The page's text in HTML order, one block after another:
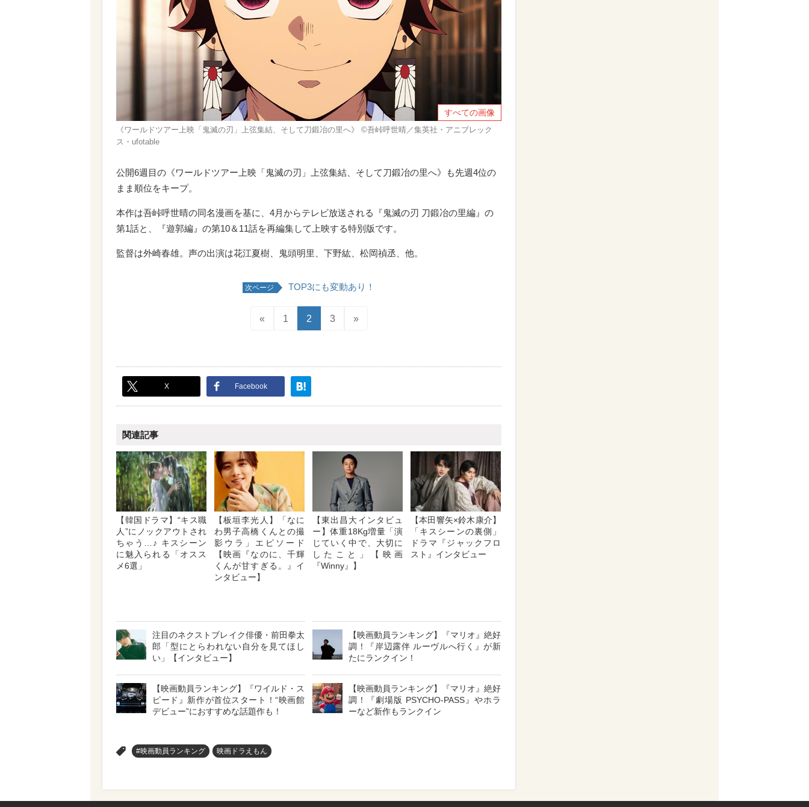
すべての画像
《ワールドツアー上映「鬼滅の刃」上弦集結、そして刀鍛冶の里へ》 ©吾峠呼世晴／集英社・アニプレック
ス・ufotable
公開6週目の《ワールドツアー上映「鬼滅の刃」上弦集結、そして刀鍛冶の里へ》も先週4位の
まま順位をキープ。
本作は吾峠呼世晴の同名漫画を基に、4月からテレビ放送される『鬼滅の刃 刀鍛冶の里編』の
第1話と、『遊郭編』の第10＆11話を再編集して上映する特別版です。
監督は外崎春雄。声の出演は花江夏樹、鬼頭明里、下野紘、松岡禎丞、他。
次ページ TOP3にも変動あり！
« 1 2 3 »
X Facebook
関連記事
【韓国ドラマ】“キス職
人”にノックアウトされ
ちゃう…♪ キスシーン
に魅入られる「オスス
メ6選」
【板垣李光人】「なに
わ男子高橋くんとの撮
影ウラ」エピソード
【映画『なのに、千輝
くんが甘すぎる。』イ
ンタビュー】
【東出昌大インタビュ
ー】体重18Kg増量「演
じていく中で、大切に
したこと」【映画
『Winny』】
【本田響矢×鈴木康介】
「キスシーンの裏側」
ドラマ『ジャックフロ
スト』インタビュー
注目のネクストブレイク俳優・前田拳太
郎「型にとらわれない自分を見てほし
い」【インタビュー】
【映画動員ランキング】『マリオ』絶好
調！『岸辺露伴 ルーヴルへ行く』が新
たにランクイン！
【映画動員ランキング】『ワイルド・ス
ピード』新作が首位スタート！“映画館
デビュー”におすすめな話題作も！
【映画動員ランキング】『マリオ』絶好
調！『劇場版 PSYCHO-PASS』やホラ
ーなど新作もランクイン
#映画動員ランキング 映画ドラえもん